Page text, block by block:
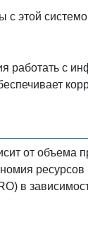
с этой
работать с
от объема
в